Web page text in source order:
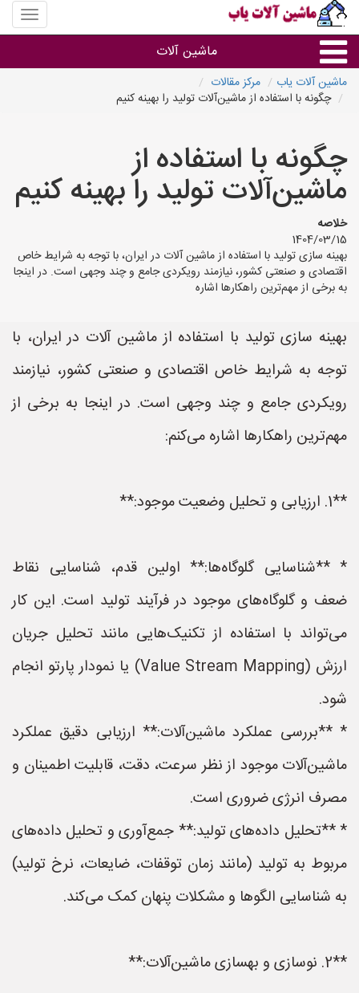
منوی
سایت
آلات
ماشین آلات
ماشین آلات
سایر گروه ها
ماشین آلات
ماشین آلات یاب
مرکز مقالات
چگونه با استفاده از ماشین‌آلات تولید را بهینه کنیم
چگونه با استفاده از
ماشین‌آلات تولید را بهینه کنیم
خلاصه
1404/03/15
بهینه سازی تولید با استفاده از ماشین آلات در ایران، با توجه به شرایط خاص
اقتصادی و صنعتی کشور، نیازمند رویکردی جامع و چند وجهی است. در اینجا
به برخی از مهم‌ترین راهکارها اشاره
بهینه سازی تولید با استفاده از ماشین آلات در ایران، با
توجه به شرایط خاص اقتصادی و صنعتی کشور، نیازمند
رویکردی جامع و چند وجهی است. در اینجا به برخی از
مهم‌ترین راهکارها اشاره می‌کنم:
**1. ارزیابی و تحلیل وضعیت موجود:**
* **شناسایی گلوگاه‌ها:** اولین قدم، شناسایی نقاط
ضعف و گلوگاه‌های موجود در فرآیند تولید است. این کار
می‌تواند با استفاده از تکنیک‌هایی مانند تحلیل جریان
ارزش (Value Stream Mapping) یا نمودار پارتو انجام
شود.
* **بررسی عملکرد ماشین‌آلات:** ارزیابی دقیق عملکرد
ماشین‌آلات موجود از نظر سرعت، دقت، قابلیت اطمینان و
مصرف انرژی ضروری است.
* **تحلیل داده‌های تولید:** جمع‌آوری و تحلیل داده‌های
مربوط به تولید (مانند زمان توقفات، ضایعات، نرخ تولید)
به شناسایی الگوها و مشکلات پنهان کمک می‌کند.
**2. نوسازی و بهسازی ماشین‌آلات:**